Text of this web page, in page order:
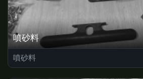
噴砂料
噴砂料